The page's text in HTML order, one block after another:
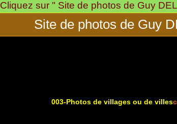
Skip
Cliquez sur " Site de photos de Guy
Site de photos de Guy
003-Photos de villages ou de villes